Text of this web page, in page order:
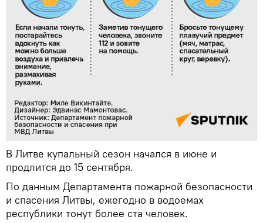
В Литве купальный сезон начался в июне и
продлится до 15 сентября.
По данным Департамента пожарной безопасности
и спасения Литвы, ежегодно в водоемах
республики тонут более ста человек.